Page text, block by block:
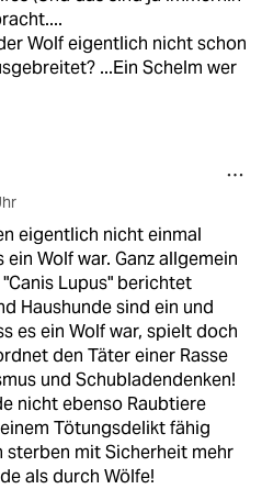
Wolf eigentlich nicht schon
...Ein Schelm wer
eigentlich nicht einmal
Wolf war. Ganz allgemein
Lupus" berichtet
Haushunde sind ein und
es ein Wolf war, spielt doch
den Täter einer Rasse
und Schubladendenken!
nicht ebenso Raubtiere
Tötungsdelikt fähig
sterben mit Sicherheit mehr
als durch Wölfe!